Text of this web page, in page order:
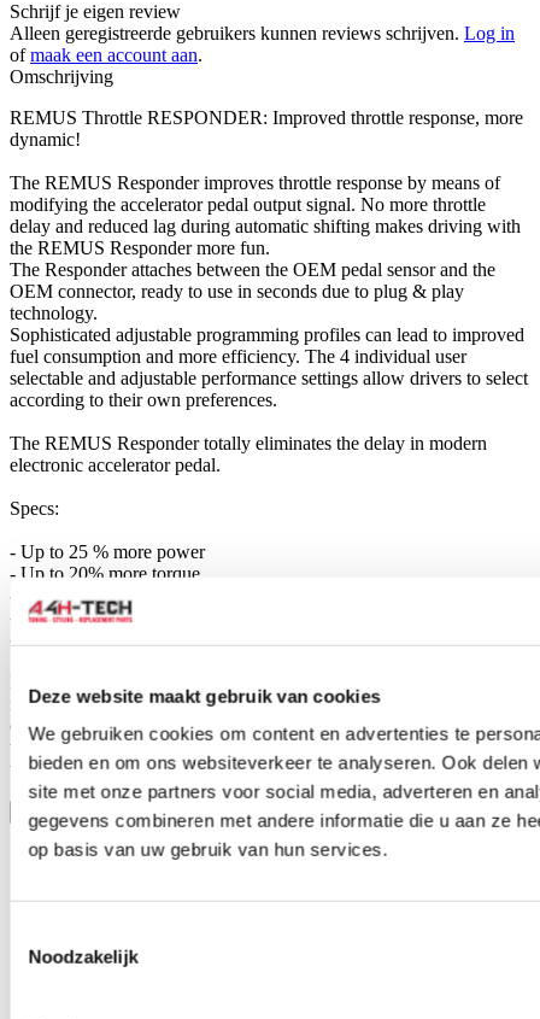
Deze website maakt gebruik van cookies
We gebruiken cookies om content en advertenties te
bieden en om ons websiteverkeer te analyseren. Ook
site met onze partners voor social media, adverteren en
gegevens combineren met andere informatie die u aan ze
op basis van uw gebruik van hun services.
Noodzakelijk
Schrijf je eigen review
Alleen geregistreerde gebruikers kunnen reviews schrijven. Log in
ofmaak een account aan.
Omschrijving
REMUS Throttle RESPONDER: Improved throttle response, more
dynamic!
The REMUS Responder improves throttle response by means of
modifying the accelerator pedal output signal. No more throttle
delay and reduced lag during automatic shifting makes driving with
the REMUS Responder more fun.
The Responder attaches between the OEM pedal sensor and the
OEM connector, ready to use in seconds due to plug & play
technology.
Sophisticated adjustable programming profiles can lead to improved
fuel consumption and more efficiency. The 4 individual user
selectable and adjustable performance settings allow drivers to select
according to their own preferences.
The REMUS Responder totally eliminates the delay in modern
electronic accelerator pedal.
Specs:
- Up to 25 % more power
- Up to 20% more torque
- Up to 1l/100 km fuel saving
- Fully adjustable power increase
- Simple DIY installation (Plug & Play)
REMUS POWERIZER: The performance figures represent the
maximum achievable values. The actual performance output
depends on the original tolerances of each engine. REMUS delivers
the POWERIZER with the best possible setting for your vehicle
type.
Toon meer
Stel een vraag over dit product
Naam
Wat is je vraag?